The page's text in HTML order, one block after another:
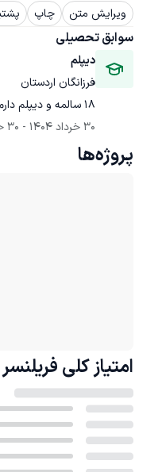
ویرایش متن چاپ
سوابق تحصیلی
دیپلم
فرزانگان اردستان
۱۸ سالمه و دیپلم دارم و امسال دانشجو میشم
30 خرداد 1404
- 30 خرداد 1404
پروژه‌ها
امتیاز کلی فریلنسر